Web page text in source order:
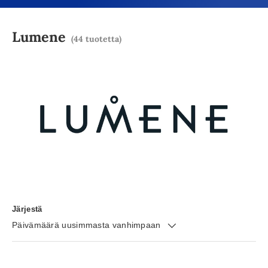
Lumene (44 tuotetta)
Järjestä
Päivämäärä uusimmasta vanhimpaan